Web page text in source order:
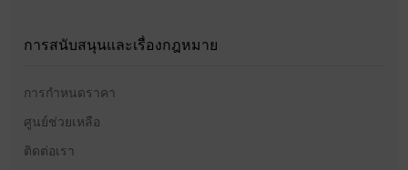
การสนับสนุนและเรื่องกฎหมาย
การกำหนดราคา
ศูนย์ช่วยเหลือ
ติดต่อเรา